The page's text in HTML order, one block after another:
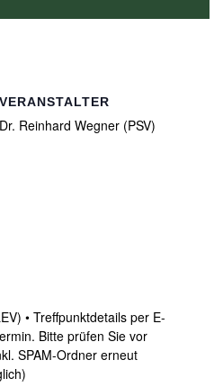
• Treffpunktdetails per E-
Bitte prüfen Sie vor
SPAM-Ordner erneut
VERANSTALTER
Dr. Reinhard Wegner (PSV)